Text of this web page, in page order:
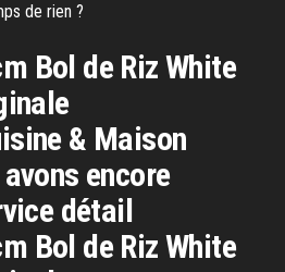
de rien ?
Bol de Riz White
& Maison
encore
détail
Bol de Riz White